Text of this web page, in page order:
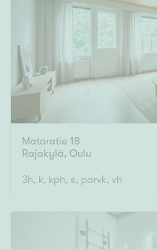
Mataratie 18
Rajakylä, Oulu
3h, k, kph, s, parvk, vh